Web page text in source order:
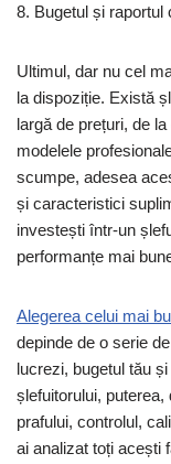
8. Bugetul și raportul
Ultimul, dar nu cel
la dispoziție. Există
largă de prețuri, de
modelele
scumpe, adesea
și caracteristici
investești într-un
performanțe mai
Alegerea celui mai
depinde de o serie
lucrezi, bugetul tău
șlefuitorului,
prafului, controlul,
ai analizat toți acești